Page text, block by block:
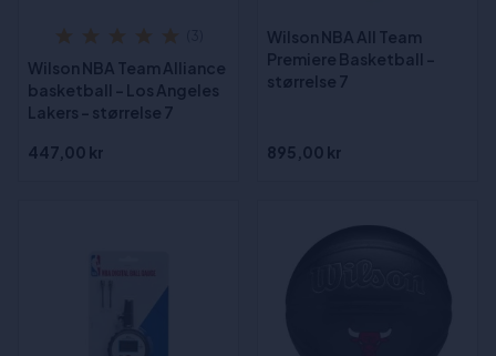
Wilson NBA Team Alliance
basketball - Los Angeles
Lakers - størrelse 7
447,00 kr
Wilson NBA All Team
Premiere Basketball -
størrelse 7
895,00 kr